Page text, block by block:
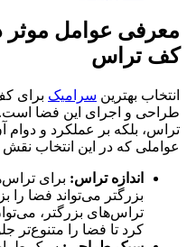
معرفی عوامل موثر
کف تراس
انتخاب بهترین سرامیک برای
طراحی و اجرای این فضا است.
تراس، بلکه بر عملکرد و دوام
عواملی که در این انتخاب نقش
اندازه تراس: برای
بزرگتر می‌تواند فضا را
تراس‌های بزرگتر،
کرد تا فضا را متنوع‌تر